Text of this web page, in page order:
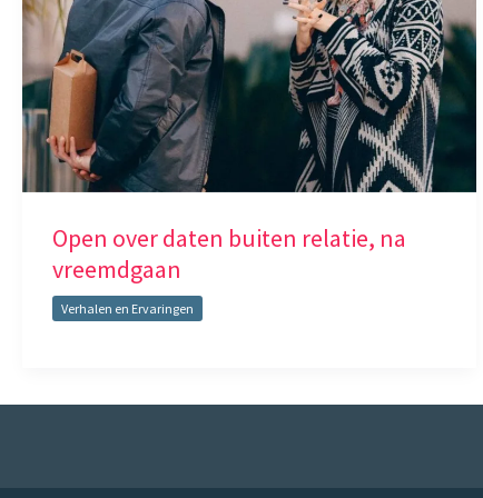
Open over daten buiten relatie, na
vreemdgaan
Verhalen en Ervaringen